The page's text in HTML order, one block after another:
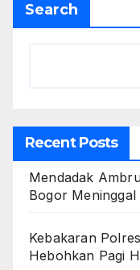
Search
Recent Posts
Mendadak
Bogor
Kebakaran
Hebohkan Pagi